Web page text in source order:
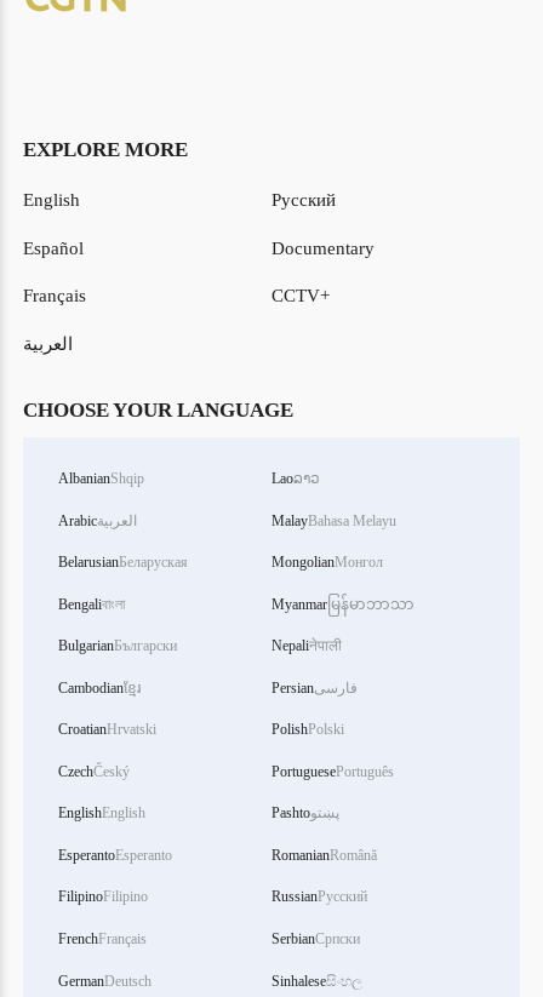
EXPLORE MORE
English
Español
Français
العربية
Русский
Documentary
CCTV+
CHOOSE YOUR LANGUAGE
AlbanianShqip
Arabicالعربية
BelarusianБеларуская
Bengaliবাংলা
BulgarianБългарски
Cambodianខ្មែរ
CroatianHrvatski
CzechČeský
EnglishEnglish
EsperantoEsperanto
FilipinoFilipino
FrenchFrançais
GermanDeutsch
Laoລາວ
MalayBahasa Melayu
MongolianМонгол
Myanmar မြန်မာဘာသာ
Nepaliनेपाली
Persianفارسی
PolishPolski
PortuguesePortuguês
Pashtoپښتو
RomanianRomână
RussianРусский
SerbianСрпски
Sinhaleseසිංහල